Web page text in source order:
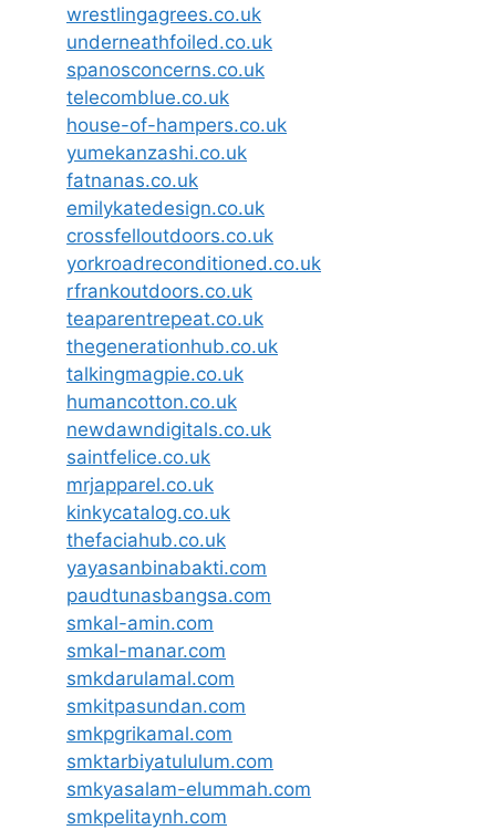
wrestlingagrees.co.uk
underneathfoiled.co.uk
spanosconcerns.co.uk
telecomblue.co.uk
house-of-hampers.co.uk
yumekanzashi.co.uk
fatnanas.co.uk
emilykatedesign.co.uk
crossfelloutdoors.co.uk
yorkroadreconditioned.co.uk
rfrankoutdoors.co.uk
teaparentrepeat.co.uk
thegenerationhub.co.uk
talkingmagpie.co.uk
humancotton.co.uk
newdawndigitals.co.uk
saintfelice.co.uk
mrjapparel.co.uk
kinkycatalog.co.uk
thefaciahub.co.uk
yayasanbinabakti.com
paudtunasbangsa.com
smkal-amin.com
smkal-manar.com
smkdarulamal.com
smkitpasundan.com
smkpgrikamal.com
smktarbiyatululum.com
smkyasalam-elummah.com
smkpelitaynh.com